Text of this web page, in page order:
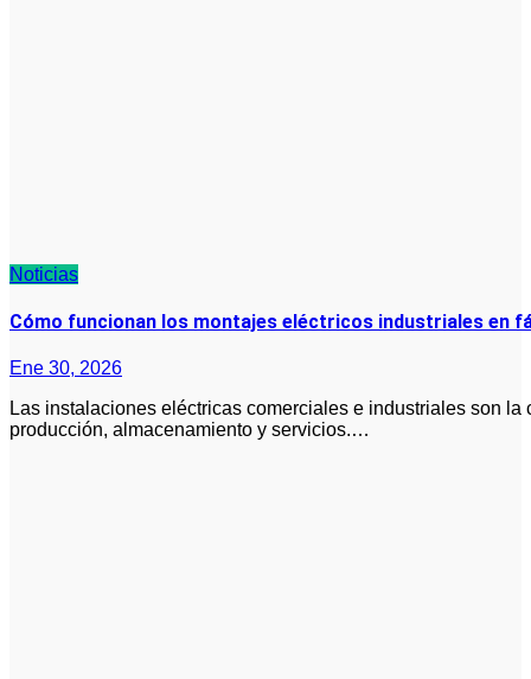
Noticias
Cómo funcionan los montajes eléctricos industriales en
Ene 30, 2026
Las instalaciones eléctricas comerciales e industriales son la columna vertebral de edificios destinados a
producción, almacenamiento y servicios.…